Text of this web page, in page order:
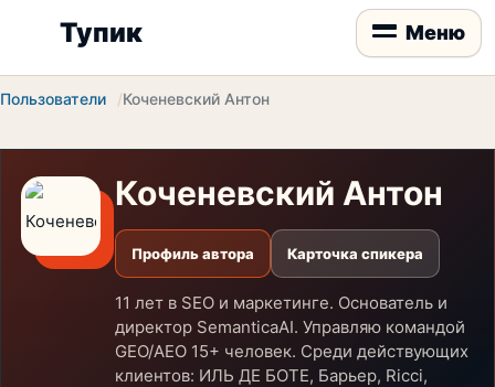
Тупик Меню
Пользователи Коченевский Антон
Коченевский Антон
Профиль автора Карточка спикера
11 лет в SEO и маркетинге. Основатель и
директор SemanticaAI. Управляю командой
GEO/AEO 15+ человек. Среди действующих
клиентов: ИЛЬ ДЕ БОТЕ, Барьер, Ricci,